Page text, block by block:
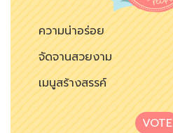
ความน่าอร่อย
จัดจานสวยงาม
เมนูสร้างสรรค์
VOTE